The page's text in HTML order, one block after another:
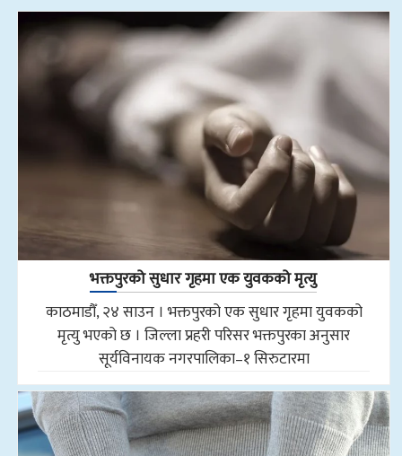
भक्तपुरको सुधार गृहमा एक युवकको मृत्यु
काठमाडौँ, २४ साउन । भक्तपुरको एक सुधार गृहमा युवकको
मृत्यु भएको छ । जिल्ला प्रहरी परिसर भक्तपुरका अनुसार
सूर्यविनायक नगरपालिका–१ सिरुटारमा